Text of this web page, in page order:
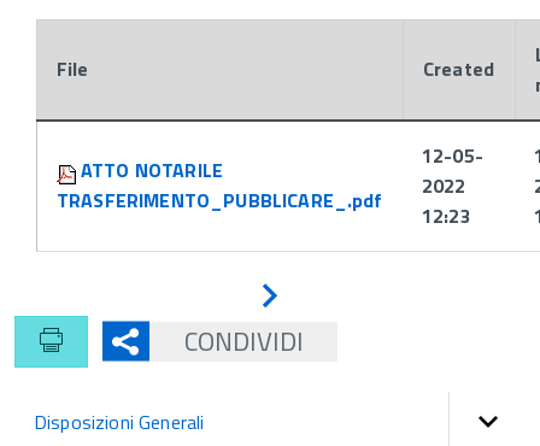
File Created
ATTO NOTARILE
TRASFERIMENTO_PUBBLICARE_.pdf
12-05-
2022
12:23
CONDIVIDI
Disposizioni Generali